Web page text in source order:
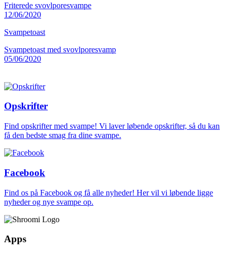
Friterede svovlporesvampe
12/06/2020
Svampetoast
Svampetoast med svovlporesvamp
05/06/2020
Opskrifter
Find opskrifter med svampe! Vi laver løbende opskrifter, så du kan
få den bedste smag fra dine svampe.
Facebook
Find os på Facebook og få alle nyheder! Her vil vi løbende ligge
nyheder og nye svampe op.
Apps